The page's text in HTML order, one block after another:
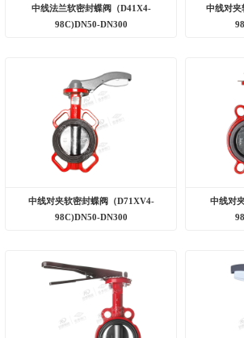
中线法兰软密封蝶阀（D41X4-
98C)DN50-DN300
中线对夹
中线对夹软密封蝶阀（D71XV4-
98C)DN50-DN300
中线对